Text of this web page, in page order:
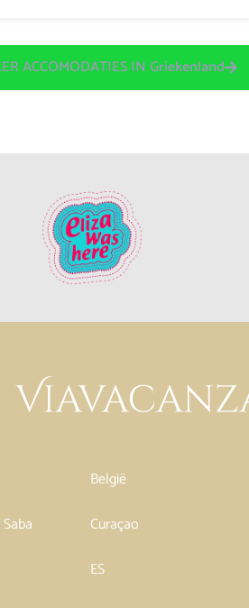
ACCOMODATIES IN Griekenland
België
Curaçao
ES